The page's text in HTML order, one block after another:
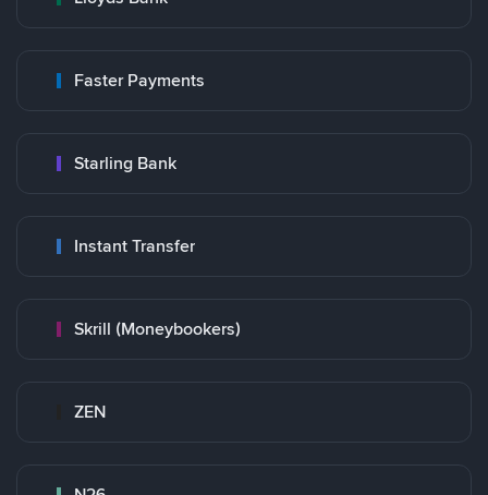
Faster Payments
Starling Bank
Instant Transfer
Skrill (Moneybookers)
ZEN